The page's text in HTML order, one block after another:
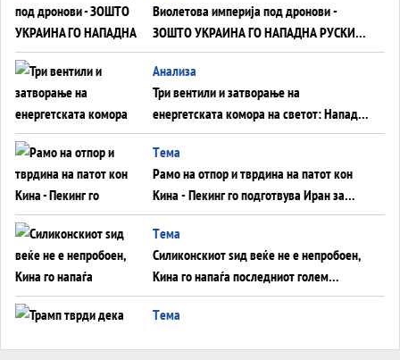
Виолетова империја под дронови -
ЗОШТО УКРАИНА ГО НАПАДНА РУСКИОТ
WILDBERRIES
Aнализа
Три вентили и затворање на
енергетската комора на светот: Нападот
во Суец најавува глобален енергетски
инфаркт?
Tема
Рамо на отпор и тврдина на патот кон
Кина - Пекинг го подготвува Иран за
американска копнена инвазија
Tема
Силиконскиот ѕид веќе не е непробоен,
Кина го напаѓа последниот голем
монопол на Западот?
Tема